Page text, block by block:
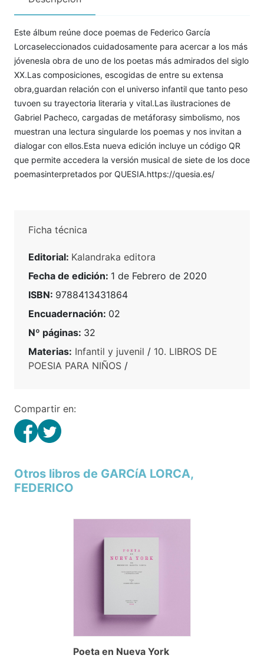
Este álbum reúne doce poemas de Federico García
Lorcaseleccionados cuidadosamente para acercar a los más
jóvenesla obra de uno de los poetas más admirados del siglo
XX.Las composiciones, escogidas de entre su extensa
obra,guardan relación con el universo infantil que tanto peso
tuvoen su trayectoria literaria y vital.Las ilustraciones de
Gabriel Pacheco, cargadas de metáforasy simbolismo, nos
muestran una lectura singularde los poemas y nos invitan a
dialogar con ellos.Esta nueva edición incluye un código QR
que permite accedera la versión musical de siete de los doce
poemasinterpretados por QUESIA.https://quesia.es/
Ficha técnica
Editorial: Kalandraka editora
Fecha de edición: 1 de Febrero de 2020
ISBN: 9788413431864
Encuadernación: 02
Nº páginas: 32
Materias: Infantil y juvenil / 10. LIBROS DE
POESIA PARA NIÑOS /
Compartir en:
Otros libros de GARCíA LORCA,
FEDERICO
Poeta en Nueva York